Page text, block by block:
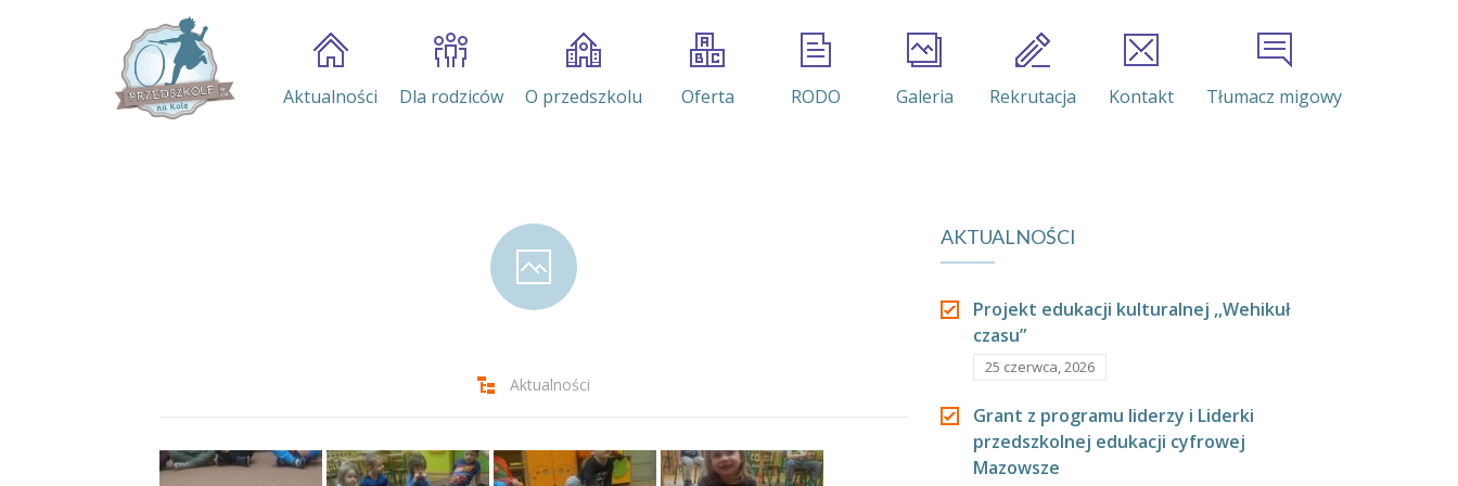
Aktualności Dla rodziców O przedszkolu Oferta RODO Galeria Rekrutacja Kontakt Tłumacz migowy
Aktualności
AKTUALNOŚCI
Projekt edukacji kulturalnej ,,Wehikuł
czasu”
25 czerwca, 2026
Grant z programu liderzy i Liderki
przedszkolnej edukacji cyfrowej
Mazowsze